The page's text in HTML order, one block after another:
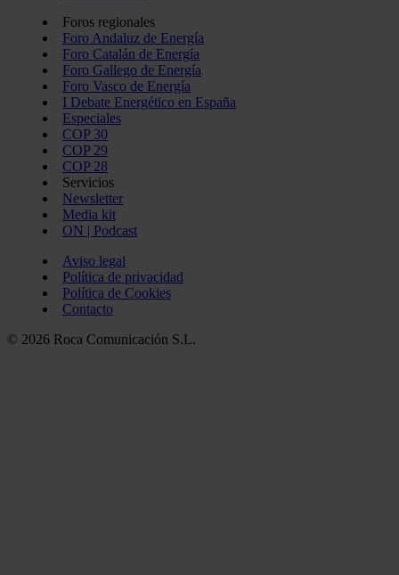
Foros regionales
Foro Andaluz de Energía
Foro Catalán de Energía
Foro Gallego de Energía
Foro Vasco de Energía
I Debate Energético en España
Especiales
COP 30
COP 29
COP 28
Servicios
Newsletter
Media kit
ON | Podcast
Aviso legal
Política de privacidad
Política de Cookies
Contacto
© 2026 Roca Comunicación S.L.